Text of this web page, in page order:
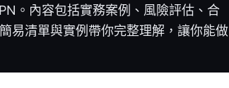
。內容包括實務案例、風險評估、合
易清單與實例帶你完整理解，讓你能做